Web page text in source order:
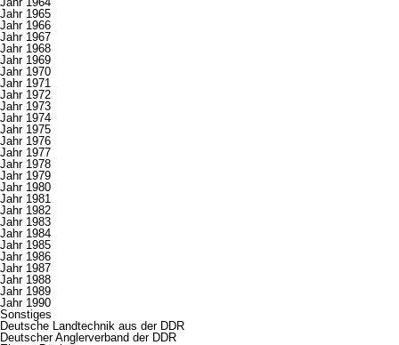
Jahr 1965
Jahr 1966
Jahr 1967
Jahr 1968
Jahr 1969
Jahr 1970
Jahr 1971
Jahr 1972
Jahr 1973
Jahr 1974
Jahr 1975
Jahr 1976
Jahr 1977
Jahr 1978
Jahr 1979
Jahr 1980
Jahr 1981
Jahr 1982
Jahr 1983
Jahr 1984
Jahr 1985
Jahr 1986
Jahr 1987
Jahr 1988
Jahr 1989
Jahr 1990
Sonstiges
Deutsche Landtechnik aus der DDR
Deutscher Anglerverband der DDR